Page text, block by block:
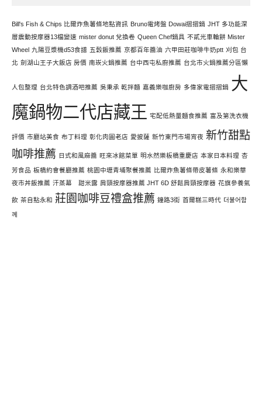
Bill's Fish & Chips 比爾炸魚薯條地點資訊 Bruno電烤盤 Dowai摺摺鍋 JHT 多功能深
層震動按摩器13檔變速 mister donut 兌換卷 Queen Chef鍋具 不貳光車輪餅 Mister
Wheel 九陽豆漿機d53食譜 五穀飯推薦 京都百年醬油 六甲田莊咖啡牛奶ptt 刈包 台
北 劍湖山王子大飯店 房價 南崁火鍋推薦 台中西屯私廚推薦 台北市火鍋推薦分區懶
人包整理 台北特色調酒吧推薦 吳秉承 乾拌麵 嘉義樂咖廚房 多偉家電摺摺鍋 大
魔鍋物二代店藏王 宅配低熱量麵食推薦 富及第洗衣機
評價 市廳站美食 布丁料理 彰化肉圓老店 愛披薩 新竹東門市場宵夜 新竹甜點
咖啡推薦 日式和風麻醬 旺來冰館菜單 明水然樂板橋重慶店 本家日本料理 杏
芳食品 板橋約會餐廳推薦 桃園中壢青埔聚餐推薦 比爾炸魚薯條帶皮薯條 永和樂華
夜市丼飯推薦 汗蒸幕 甜米露 肩頸按摩器推薦 JHT 6D 舒鬆肩頸按摩器 花旗參養氣
飲 茶自點永和 莊園咖啡豆禮盒推薦 鐘路3街 首爾糕三時代 더불어함
께